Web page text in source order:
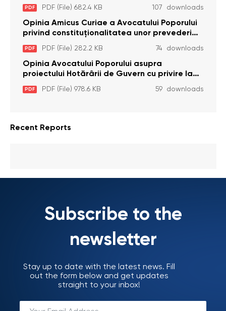
constituţionalităţii unor prevederi cu privire la
plata alocației sociale de stat persoanelor
cu dizabilitați care sunt private de liberate
PDF PDF (File) 682.4 KB 107 downloads
Opinia Amicus Curiae a Avocatului Poporului
privind constituționalitatea unor prevederi
care interzic angajarea în organizațiile de
pază particulară a persoanelor condamnate
pentru comiterea cu intenție a unor infracțiuni
a fost luată în considerare de Curtea
Constituțională
PDF PDF (File) 282.2 KB 74 downloads
Opinia Avocatului Poporului asupra
proiectului Hotărârii de Guvern cu privire la
aprobarea proiectului de lege privind
activitatea sanitară veterinarăa
PDF PDF (File) 978.6 KB 59 downloads
Recent Reports
Subscribe to the
newsletter
Stay up to date with the latest news. Fill
out the form below and get updates
straight to your inbox!